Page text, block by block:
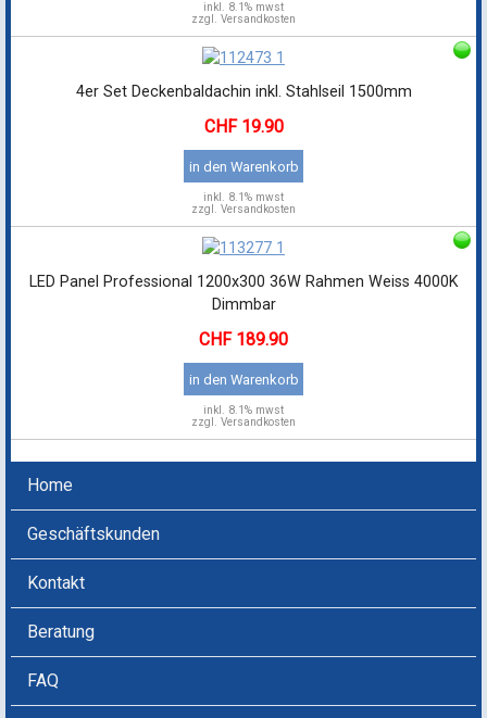
inkl. 8.1% mwst
zzgl. Versandkosten
4er Set Deckenbaldachin inkl. Stahlseil 1500mm
19.90
in den Warenkorb
inkl. 8.1% mwst
zzgl. Versandkosten
LED Panel Professional 1200x300 36W Rahmen Weiss 4000K
Dimmbar
189.90
in den Warenkorb
inkl. 8.1% mwst
zzgl. Versandkosten
Home
Geschäftskunden
Kontakt
Beratung
FAQ